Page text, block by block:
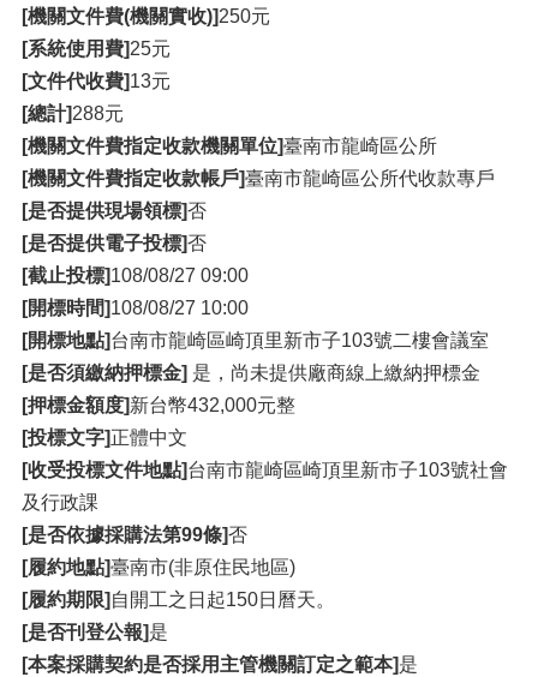
[機關文件費(機關實收)]250元
[系統使用費]25元
[文件代收費]13元
[總計]288元
[機關文件費指定收款機關單位]臺南市龍崎區公所
[機關文件費指定收款帳戶]臺南市龍崎區公所代收款專戶
[是否提供現場領標]否
[是否提供電子投標]否
[截止投標]108/08/27 09:00
[開標時間]108/08/27 10:00
[開標地點]台南市龍崎區崎頂里新市子103號二樓會議室
[是否須繳納押標金] 是，尚未提供廠商線上繳納押標金
[押標金額度]新台幣432,000元整
[投標文字]正體中文
[收受投標文件地點]台南市龍崎區崎頂里新市子103號社會
及行政課
[是否依據採購法第99條]否
[履約地點]臺南市(非原住民地區)
[履約期限] 自開工之日起150日曆天。
[是否刊登公報]是
[本案採購契約是否採用主管機關訂定之範本]是